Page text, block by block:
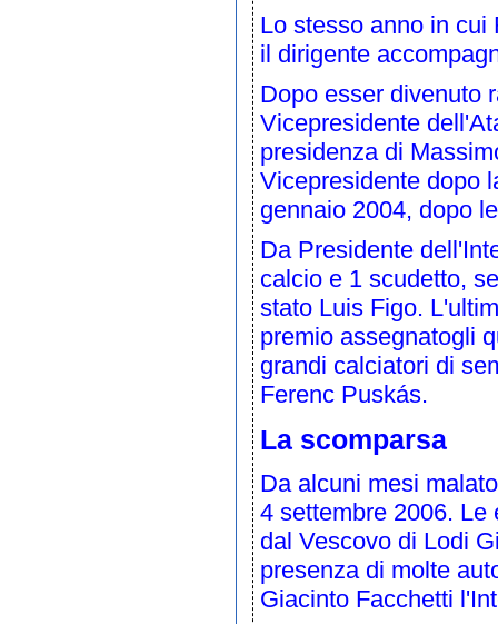
Lo stesso anno in cui
il dirigente
Dopo esser divenuto
Vicepresidente dell'
presidenza di
Vicepresidente dopo
gennaio 2004, dopo
Da Presidente
calcio e 1 scudetto,
stato Luis Figo.
premio assegnatogli
grandi calciatori di
Ferenc Puskás.
La scomparsa
Da alcuni mesi
4 settembre 2006.
dal Vescovo di Lodi
presenza di molte
Giacinto Facchetti